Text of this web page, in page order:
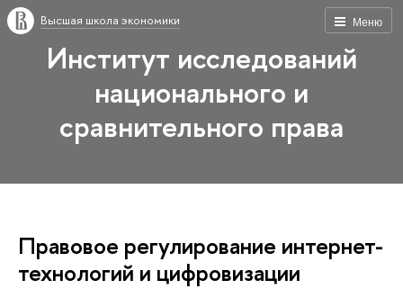
Меню
Высшая школа экономики
Институт исследований
национального и
сравнительного права
Правовое регулирование интернет-
технологий и цифровизации